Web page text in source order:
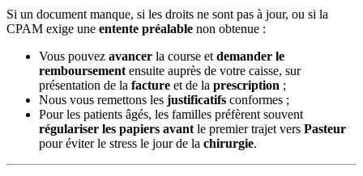
Si un document manque, si les droits ne sont pas à jour, ou si la
CPAM exige une entente préalable non obtenue :
Vous pouvez avancer la course et demander le
remboursement ensuite auprès de votre caisse, sur
présentation de la facture et de la prescription ;
Nous vous remettons les justificatifs conformes ;
Pour les patients âgés, les familles préfèrent souvent
régulariser les papiers avant le premier trajet vers Pasteur
pour éviter le stress le jour de la chirurgie.